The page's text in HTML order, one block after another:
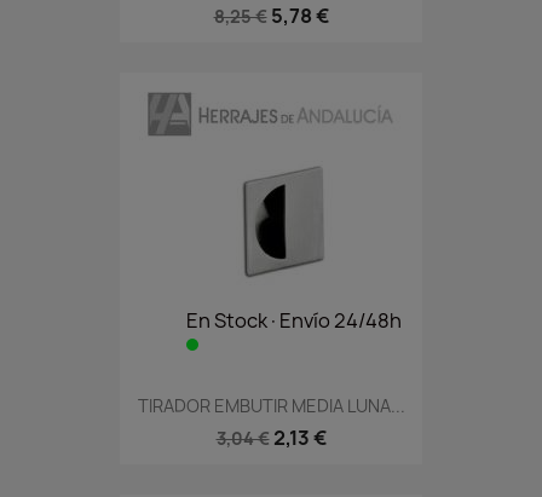
8,25 € 5,78 €
En Stock·Envío 24/48h
TIRADOR EMBUTIR MEDIA LUNA...
3,04 € 2,13 €